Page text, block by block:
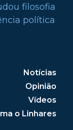
filosofia
política
Notícias
Opinião
Vídeos
o Linhares